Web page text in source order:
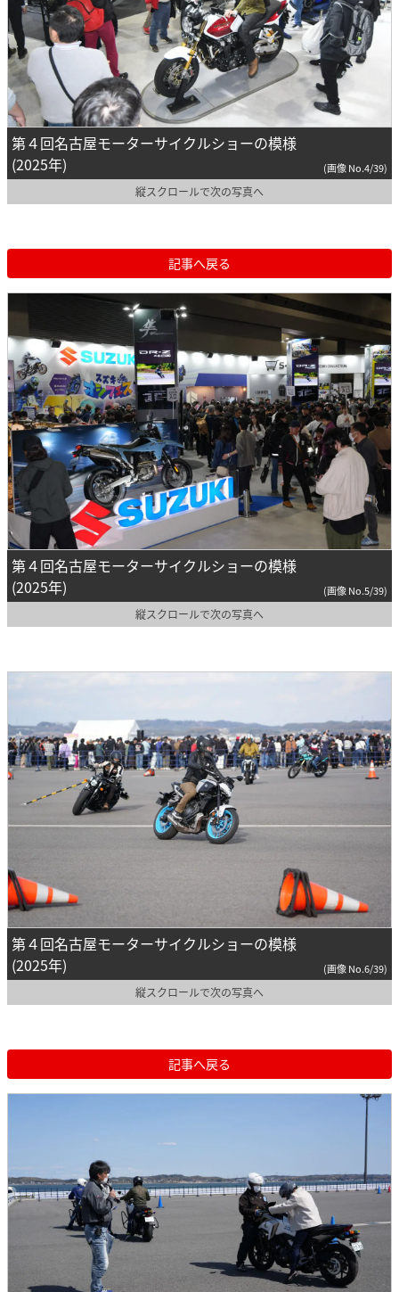
第４回名古屋モーターサイクルショーの模様
(2025年)
(画像 No.4/39)
縦スクロールで次の写真へ
記事へ戻る
第４回名古屋モーターサイクルショーの模様
(2025年)
(画像 No.5/39)
縦スクロールで次の写真へ
第４回名古屋モーターサイクルショーの模様
(2025年)
(画像 No.6/39)
縦スクロールで次の写真へ
記事へ戻る